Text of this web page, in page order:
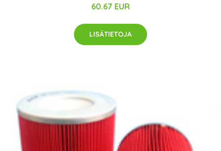
60.67 EUR
LISÄTIETOJA